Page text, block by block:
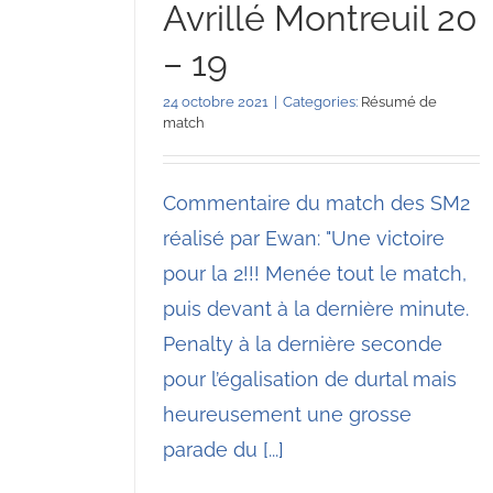
Avrillé Montreuil 20
– 19
24 octobre 2021 Categories: Résumé de
match
Commentaire du match des SM2
réalisé par Ewan: "Une victoire
pour la 2!!! Menée tout le match,
puis devant à la dernière minute.
Penalty à la dernière seconde
pour l’égalisation de durtal mais
heureusement une grosse
parade du [...]